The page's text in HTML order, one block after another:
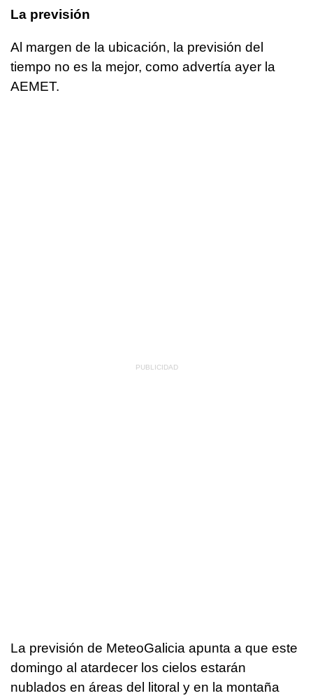
La previsión
Al margen de la ubicación, la previsión del
tiempo no es la mejor, como advertía ayer la
AEMET.
La previsión de MeteoGalicia apunta a que este
domingo al atardecer los cielos estarán
nublados en áreas del litoral y en la montaña